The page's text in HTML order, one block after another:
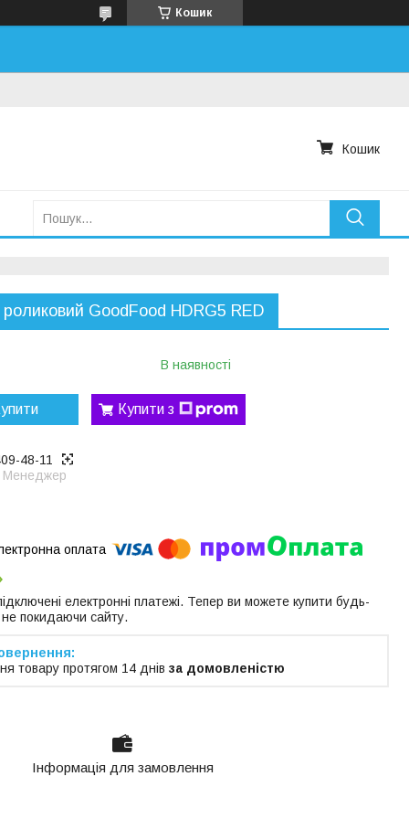
Кошик
Кошик
роликовий GoodFood HDRG5 RED
В наявності
Купити з
48-11
Менеджер
електронні платежі. Тепер ви можете купити будь-
покидаючи сайту.
товару протягом 14 днів за домовленістю
Інформація для замовлення